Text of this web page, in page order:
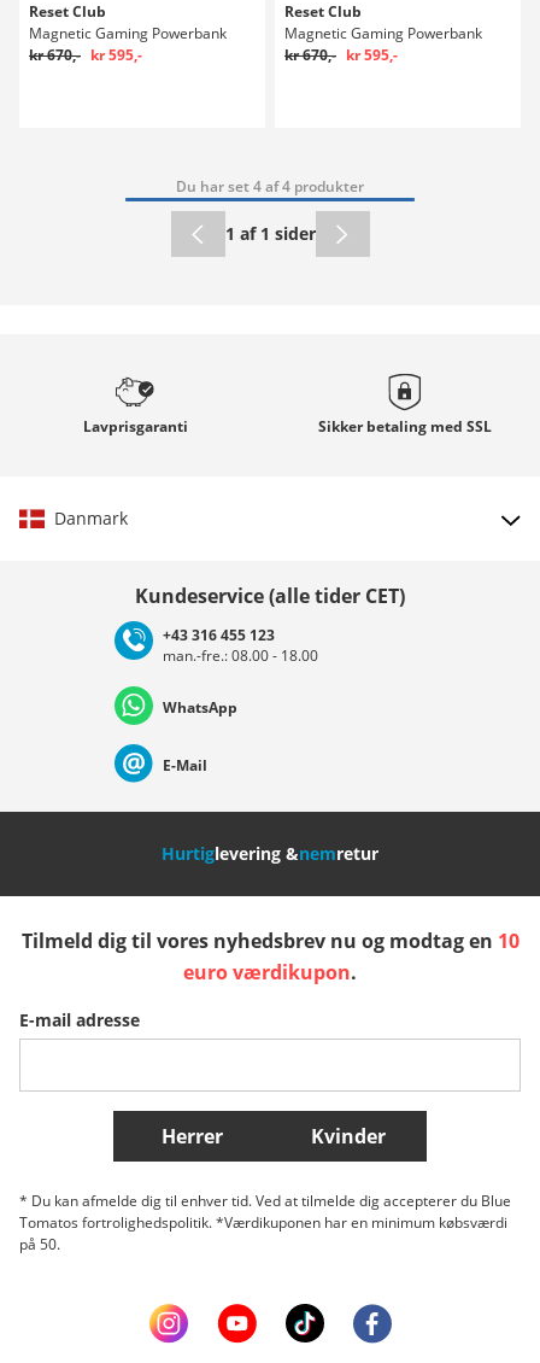
Reset Club
Magnetic Gaming Powerbank
kr 670,- kr 595,-
Reset Club
Magnetic Gaming Powerbank
kr 670,- kr 595,-
Du har set 4 af 4 produkter
1 af 1 sider
Lavprisgaranti Sikker betaling med SSL
Danmark
Deutschland Österreich
Nederland Italia (Italiano) Italien (Deutsch)
Slovenija
Belgique (Français) Danmark Norge
Flere lande
Kundeservice (alle tider CET)
+43 316 455 123
man.-fre.: 08.00 - 18.00
WhatsApp
E-Mail
Hurtiglevering &nemretur
Tilmeld dig til vores nyhedsbrev nu og modtag en 10
euro værdikupon.
E-mail adresse
Herrer Kvinder
* Du kan afmelde dig til enhver tid. Ved at tilmelde dig accepterer du Blue
Tomatos fortrolighedspolitik. *Værdikuponen har en minimum købsværdi
på 50.